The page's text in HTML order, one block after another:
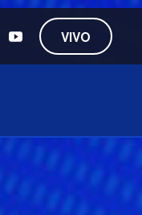
youtubeVIVO